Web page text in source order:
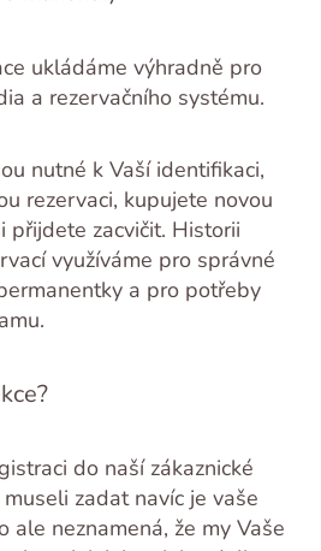
ukládáme výhradně pro
a rezervačního systému.
nutné k Vaší identifikaci,
rezervaci, kupujete novou
přijdete zacvičit. Historii
využíváme pro správné
a pro potřeby
do naší zákaznické
zadat navíc je vaše
ale neznamená, že my Vaše